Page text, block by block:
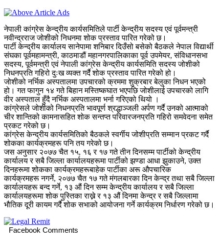
नेपाली कांग्रेस केन्द्रीय कार्यसमितिले पार्टी केन्द्रीय सदस्य एवं पूर्वमन्त्री
नवीन्द्रराज जोशीको निधनमा शोक प्रस्ताव पारित गरेको छ।
पार्टी केन्द्रीय कार्यालय सानेपामा शनिबार दिउँसो बसेको बैठकले नेपाल विद्यार्थी
संघका पूर्वमहामन्त्री, काठमाडौं महानगरपालिकाका पूर्व उपमेयर, संविधानसभा
सदस्य, पूर्वमन्त्री एवं नेपाली कांग्रेस केन्द्रीय कार्यसमिति सदस्य जोशीको
निधनप्रति गहिरो दुःख व्यक्त गर्दै शोक प्रस्ताव पारित गरेको हो।
जोशीको नर्भिक अस्पतालमा उपचारको क्रममा शुक्रबार बेलुका निधन भएको
हो। गत फागुन १४ गते बिहान मस्तिष्कघात भएपछि जोशीलाई उपचारको लागि
वीर अस्पताल हुँदै नर्भिक अस्पतालमा भर्ना गरिएको थियो ।
कांग्रेसले जोशीको निधनप्रति भावपूर्ण श्रद्धाञ्जली अर्पण गर्दै उनको आत्माको
चीर शान्तिको कामनासहित शोक सन्तप्त परिवारजनप्रति गहिरो समवेदना समेत
प्रकट गरेको छ।
कांग्रेस केन्द्रीय कार्यसमितिको बैठकले स्वर्गीय जोशीप्रति सम्मान प्रकट गर्दै
शोकका कार्यक्रमहरू पनि तय गरेको छ।
जस अनुसार २०७७ चैत १५, १६ र १७ गते तीन दिनसम्म पार्टीको केन्द्रीय
कार्यालय र सबै जिल्ला कार्यालयहरूमा पार्टीको झण्डा आधा झुकाउने, उक्त
दिनहरूमा शोकका कार्यक्रमहरूबाहेक पार्टीका अरू औपचारिक
कार्यक्रमहरू नगर्ने, २०७७ चैत १७ गते मंगलबारका दिन केन्द्र तथा सबै जिल्ला
कार्यालयहरू बन्द गर्ने, १३ औं दिन सम्म केन्द्रीय कार्यालय र सबै जिल्ला
कार्यालयहरूमा शोक पुस्तिका राख्ने र १३ औं दिनमा केन्द्र र सबै जिल्लामा
भौतिक दूरी कायम गर्दै शोक सभाको आयोजना गर्ने कार्यक्रम निर्धारण गरेको छ।
Facebook Comments